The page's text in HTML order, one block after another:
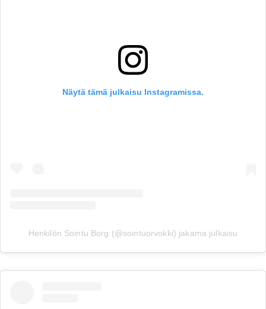
Näytä tämä julkaisu Instagramissa.
Henkilön Sointu Borg (@sointuorvokki) jakama julkaisu